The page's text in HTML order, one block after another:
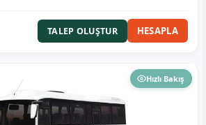
TALEP OLUŞTUR HESAPLA
Hızlı Bakış